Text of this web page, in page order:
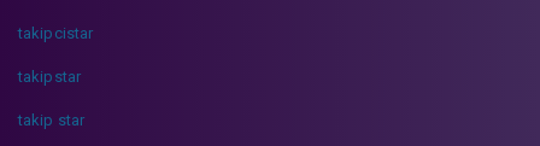
takipcistar
takipstar
takip star